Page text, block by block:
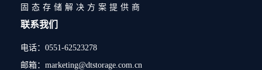
固态存储解决方案提供商
联系我们
电话：0551-62523278
邮箱：marketing@dtstorage.com.cn